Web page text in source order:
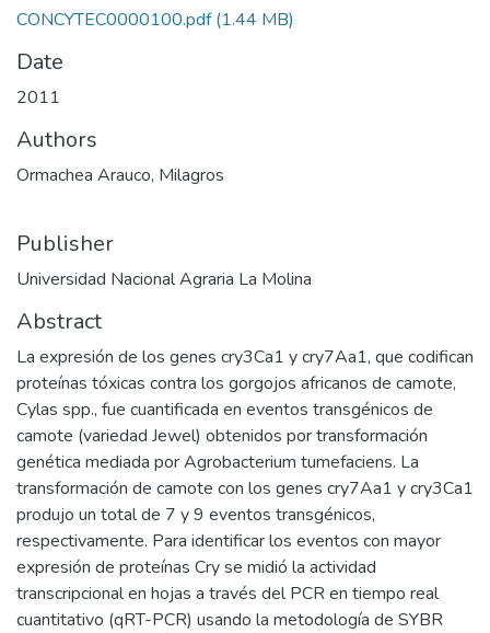
CONCYTEC0000100.pdf (1.44 MB)
Date
2011
Authors
Ormachea Arauco, Milagros
Publisher
Universidad Nacional Agraria La Molina
Abstract
La expresión de los genes cry3Ca1 y cry7Aa1, que codifican
proteínas tóxicas contra los gorgojos africanos de camote,
Cylas spp., fue cuantificada en eventos transgénicos de
camote (variedad Jewel) obtenidos por transformación
genética mediada por Agrobacterium tumefaciens. La
transformación de camote con los genes cry7Aa1 y cry3Ca1
produjo un total de 7 y 9 eventos transgénicos,
respectivamente. Para identificar los eventos con mayor
expresión de proteínas Cry se midió la actividad
transcripcional en hojas a través del PCR en tiempo real
cuantitativo (qRT-PCR) usando la metodología de SYBR